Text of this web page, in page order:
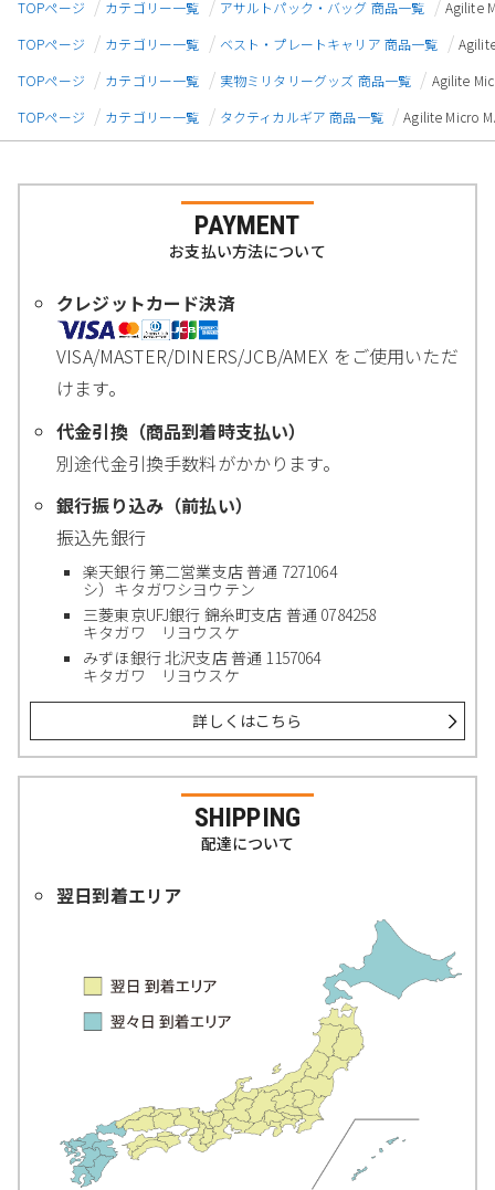
TOPページ カテゴリー一覧 アサルトパック・バッグ 商品一覧
Agilite
TOPページ
カテゴリー一覧 ベスト・プレートキャリア 商品一覧
TOPページ
カテゴリー一覧 実物ミリタリーグッズ 商品一覧
Agilite
TOPページ
カテゴリー一覧 タクティカルギア 商品一覧 Agilite Micro
PAYMENT
お支払い方法について
クレジットカード決済
VISA/MASTER/DINERS/JCB/AMEX をご使用いただ
けます。
代金引換（商品到着時支払い）
別途代金引換手数料がかかります。
銀行振り込み（前払い）
振込先銀行
楽天銀行 第二営業支店 普通 7271064
シ）キタガワシヨウテン
三菱東京UFJ銀行 錦糸町支店 普通 0784258
キタガワ リヨウスケ
みずほ銀行 北沢支店 普通 1157064
キタガワ リヨウスケ
詳しくはこちら
SHIPPING
配達について
翌日到着エリア